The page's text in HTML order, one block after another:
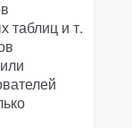
таблиц и т.